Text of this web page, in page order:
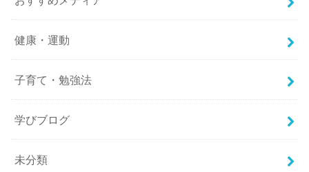
健康・運動
子育て・勉強法
学びブログ
未分類